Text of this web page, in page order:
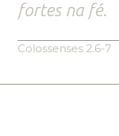
fortes na fé.
Colossenses 2.6-7